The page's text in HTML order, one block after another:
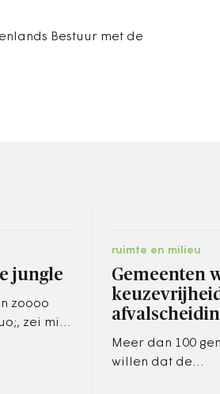
Bestuur met de
jungle
zoooo
zei mijn
ruimte en milieu
Gemeenten
Meer dan 100
willen dat de